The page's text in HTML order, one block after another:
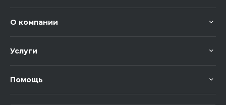
О компании
Услуги
Помощь